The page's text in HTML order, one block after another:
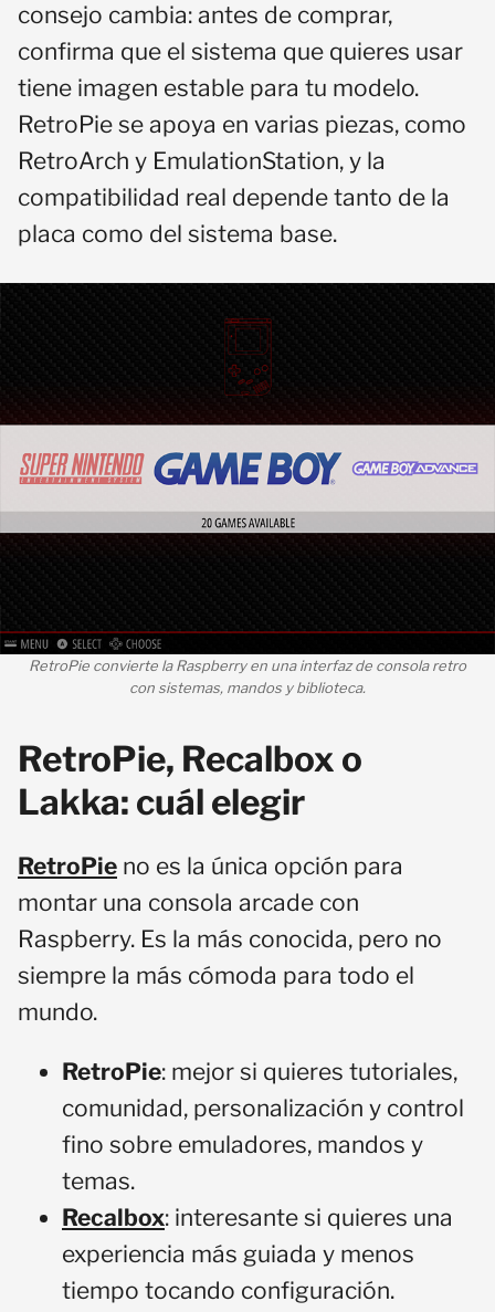
consejo cambia: antes de comprar,
confirma que el sistema que quieres usar
tiene imagen estable para tu modelo.
RetroPie se apoya en varias piezas, como
RetroArch y EmulationStation, y la
compatibilidad real depende tanto de la
placa como del sistema base.
RetroPie convierte la Raspberry en una interfaz de consola retro
con sistemas, mandos y biblioteca.
RetroPie, Recalbox o
Lakka: cuál elegir
RetroPie no es la única opción para
montar una consola arcade con
Raspberry. Es la más conocida, pero no
siempre la más cómoda para todo el
mundo.
RetroPie: mejor si quieres tutoriales,
comunidad, personalización y control
fino sobre emuladores, mandos y
temas.
Recalbox: interesante si quieres una
experiencia más guiada y menos
tiempo tocando configuración.